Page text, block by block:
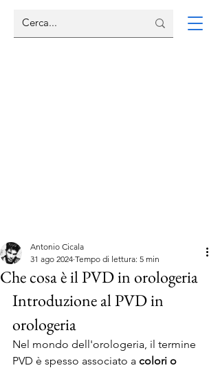
Che cosa è il PVD in orologeria
Antonio Cicala
31 ago 2024 Tempo di lettura: 5 min
Introduzione al PVD in
orologeria
Nel mondo dell'orologeria, il termine
PVD è spesso associato a colori o